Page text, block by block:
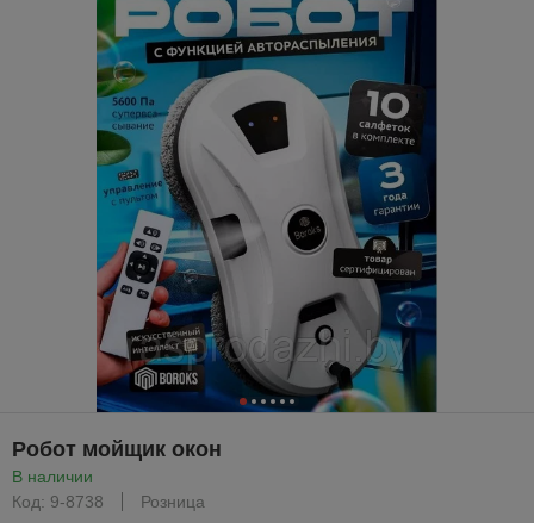
Робот мойщик окон
В наличии
Код: 9-8738
Розница